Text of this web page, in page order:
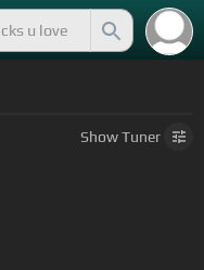
ShowTuner